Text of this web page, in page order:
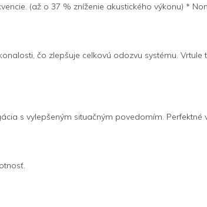
(až o 37 % zníženie akustického výkonu) *
čo zlepšuje celkovú odozvu systému.
s vylepšeným situačným povedomím.